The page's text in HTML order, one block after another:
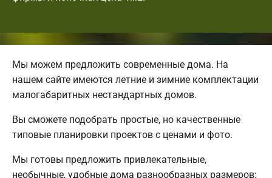
Мы можем предложить современные дома. На
нашем сайте имеются летние и зимние комплектации
малогабаритных нестандартных домов.
Вы сможете подобрать простые, но качественные
типовые планировки проектов с ценами и фото.
Мы готовы предложить привлекательные,
необычные, удобные дома разнообразных размеров: